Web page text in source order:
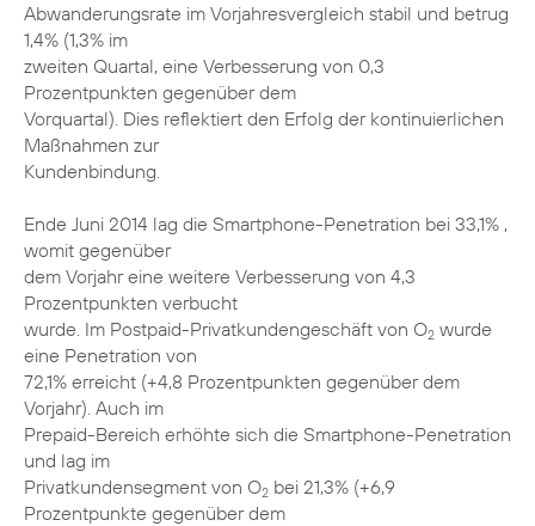
Abwanderungsrate im Vorjahresvergleich stabil und betrug
1,4% (1,3% im
zweiten Quartal, eine Verbesserung von 0,3
Prozentpunkten gegenüber dem
Vorquartal). Dies reflektiert den Erfolg der kontinuierlichen
Maßnahmen zur
Kundenbindung.
Ende Juni 2014 lag die Smartphone-Penetration bei 33,1% ,
womit gegenüber
dem Vorjahr eine weitere Verbesserung von 4,3
Prozentpunkten verbucht
wurde. Im Postpaid-Privatkundengeschäft von O2 wurde
eine Penetration von
72,1% erreicht (+4,8 Prozentpunkten gegenüber dem
Vorjahr). Auch im
Prepaid-Bereich erhöhte sich die Smartphone-Penetration
und lag im
Privatkundensegment von O2 bei 21,3% (+6,9
Prozentpunkte gegenüber dem